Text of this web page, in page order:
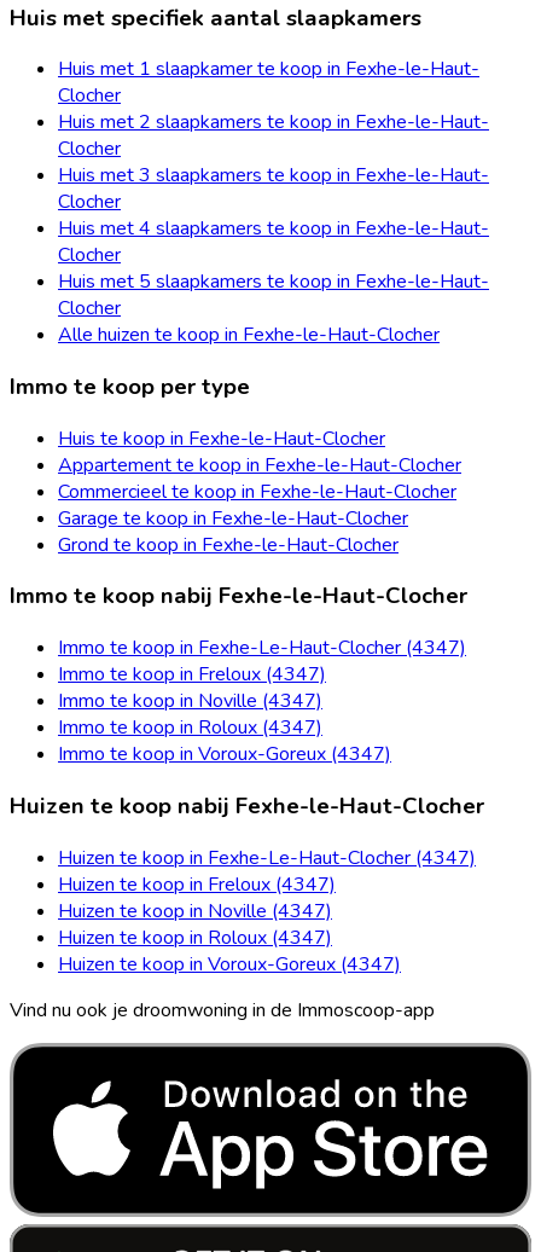
Huis met specifiek aantal slaapkamers
Huis met 1 slaapkamer te koop in Fexhe-le-Haut-
Clocher
Huis met 2 slaapkamers te koop in Fexhe-le-Haut-
Clocher
Huis met 3 slaapkamers te koop in Fexhe-le-Haut-
Clocher
Huis met 4 slaapkamers te koop in Fexhe-le-Haut-
Clocher
Huis met 5 slaapkamers te koop in Fexhe-le-Haut-
Clocher
Alle huizen te koop in Fexhe-le-Haut-Clocher
Immo te koop per type
Huis te koop in Fexhe-le-Haut-Clocher
Appartement te koop in Fexhe-le-Haut-Clocher
Commercieel te koop in Fexhe-le-Haut-Clocher
Garage te koop in Fexhe-le-Haut-Clocher
Grond te koop in Fexhe-le-Haut-Clocher
Immo te koop nabij Fexhe-le-Haut-Clocher
Immo te koop in Fexhe-Le-Haut-Clocher (4347)
Immo te koop in Freloux (4347)
Immo te koop in Noville (4347)
Immo te koop in Roloux (4347)
Immo te koop in Voroux-Goreux (4347)
Huizen te koop nabij Fexhe-le-Haut-Clocher
Huizen te koop in Fexhe-Le-Haut-Clocher (4347)
Huizen te koop in Freloux (4347)
Huizen te koop in Noville (4347)
Huizen te koop in Roloux (4347)
Huizen te koop in Voroux-Goreux (4347)
Vind nu ook je droomwoning in de Immoscoop-app